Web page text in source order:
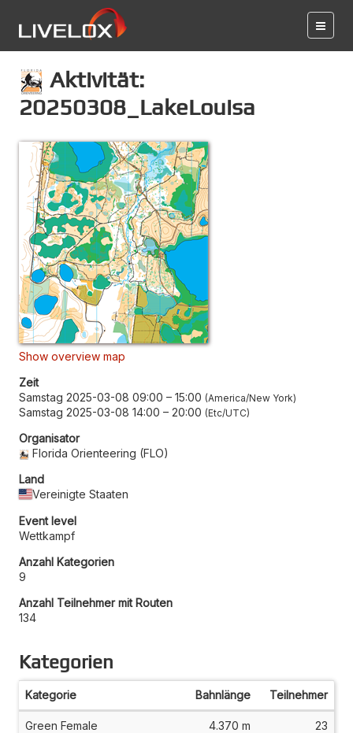
Aktivität:
20250308_LakeLouisa
Show overview map
Zeit
Samstag 2025-03-08 09:00 – 15:00 America/New York
Samstag 2025-03-08 14:00 – 20:00 Etc/UTC
Organisator
Florida Orienteering (FLO)
Land
Vereinigte Staaten
Event level
Wettkampf
Anzahl Kategorien
9
Anzahl Teilnehmer mit Routen
134
Kategorien
Kategorie Bahnlänge Teilnehmer
Green Female 4.370 m 23